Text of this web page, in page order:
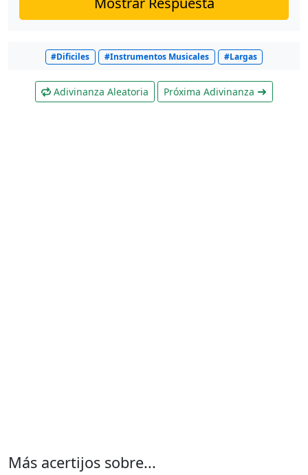
#Dificiles #Instrumentos Musicales #Largas
Adivinanza Aleatoria Próxima Adivinanza
Más acertijos sobre...